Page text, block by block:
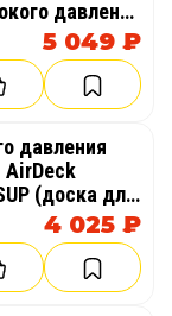
давления
AirDeck
(гребля на
5 049 ₽
давления
AirDeck
(доска для
4 025 ₽